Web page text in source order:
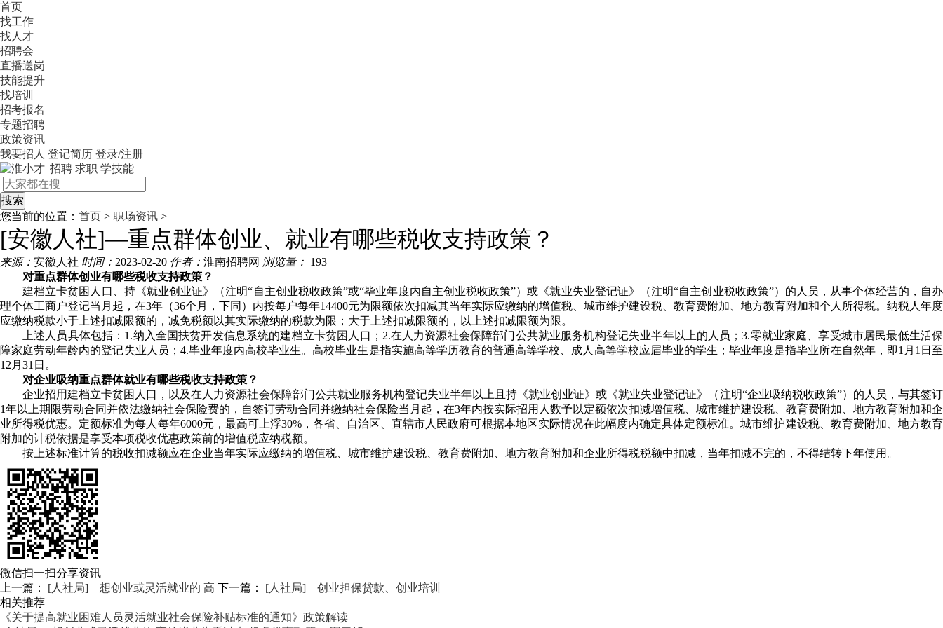
首页
找工作
找人才
招聘会
直播送岗
技能提升
找培训
招考报名
专题招聘
政策资讯
我要招人 登记简历 登录/注册
您当前的位置： 首页 > 职场资讯 >
[安徽人社]—重点群体创业、就业有哪些税收支持政策？
来源： 安徽人社 时间： 2023-02-20 作者： 淮南招聘网 浏览量： 193
对重点群体创业有哪些税收支持政策？
建档立卡贫困人口、持《就业创业证》（注明“自主创业税收政策”或“毕业年度内自主创业税收政策”）或《就业失业登记证》（注明“自主创业税收政策”）的人员，从事个体经营的，自办
理个体工商户登记当月起，在3年（36个月，下同）内按每户每年14400元为限额依次扣减其当年实际应缴纳的增值税、城市维护建设税、教育费附加、地方教育附加和个人所得税。纳税人年度
应缴纳税款小于上述扣减限额的，减免税额以其实际缴纳的税款为限；大于上述扣减限额的，以上述扣减限额为限。
上述人员具体包括：1.纳入全国扶贫开发信息系统的建档立卡贫困人口；2.在人力资源社会保障部门公共就业服务机构登记失业半年以上的人员；3.零就业家庭、享受城市居民最低生活保
障家庭劳动年龄内的登记失业人员；4.毕业年度内高校毕业生。高校毕业生是指实施高等学历教育的普通高等学校、成人高等学校应届毕业的学生；毕业年度是指毕业所在自然年，即1月1日至
12月31日。
对企业吸纳重点群体就业有哪些税收支持政策？
企业招用建档立卡贫困人口，以及在人力资源社会保障部门公共就业服务机构登记失业半年以上且持《就业创业证》或《就业失业登记证》（注明“企业吸纳税收政策”）的人员，与其签订
1年以上期限劳动合同并依法缴纳社会保险费的，自签订劳动合同并缴纳社会保险当月起，在3年内按实际招用人数予以定额依次扣减增值税、城市维护建设税、教育费附加、地方教育附加和企
业所得税优惠。定额标准为每人每年6000元，最高可上浮30%，各省、自治区、直辖市人民政府可根据本地区实际情况在此幅度内确定具体定额标准。城市维护建设税、教育费附加、地方教育
附加的计税依据是享受本项税收优惠政策前的增值税应纳税额。
按上述标准计算的税收扣减额应在企业当年实际应缴纳的增值税、城市维护建设税、教育费附加、地方教育附加和企业所得税税额中扣减，当年扣减不完的，不得结转下年使用。
微信扫一扫分享资讯
上一篇： [人社局]—想创业或灵活就业的 高 下一篇： [人社局]—创业担保贷款、​创业培训
相关推荐
《关于提高就业困难人员灵活就业社会保险补贴标准的通知》政策解读